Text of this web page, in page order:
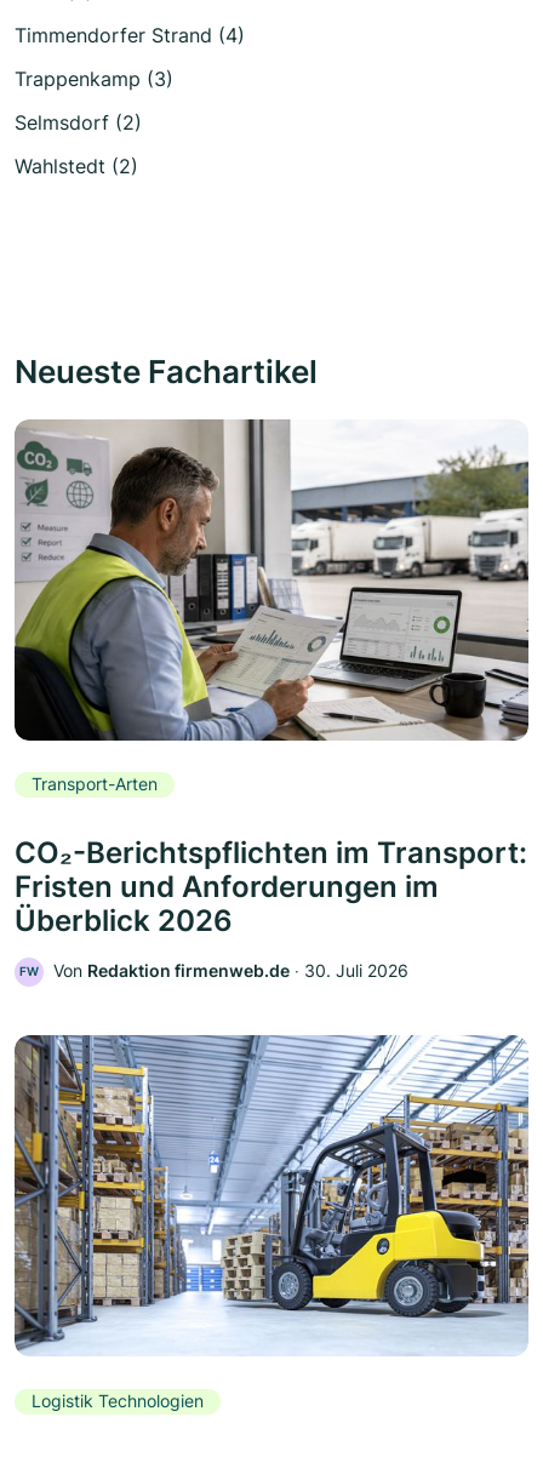
Timmendorfer Strand (4)
Trappenkamp (3)
Selmsdorf (2)
Wahlstedt (2)
Neueste Fachartikel
Transport-Arten
CO₂-Berichtspflichten im Transport:
Fristen und Anforderungen im
Überblick 2026
FW Von Redaktion firmenweb.de ‧ 30. Juli 2026
Logistik Technologien